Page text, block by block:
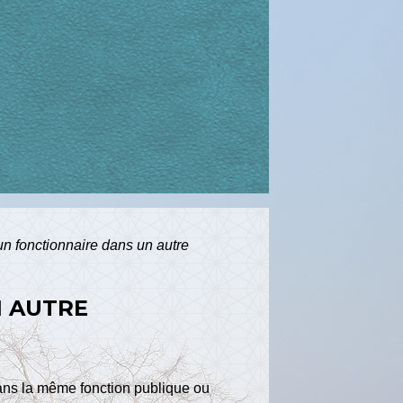
fonctionnaire dans un autre
AUTRE
la même fonction publique ou